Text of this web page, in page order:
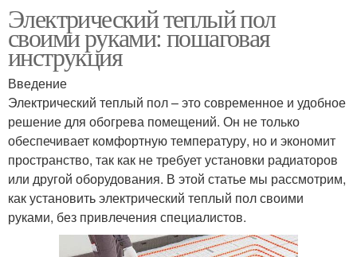
Электрический теплый пол
своими руками: пошаговая
инструкция
Введение
Электрический теплый пол – это современное и удобное
решение для обогрева помещений. Он не только
обеспечивает комфортную температуру, но и экономит
пространство, так как не требует установки радиаторов
или другой оборудования. В этой статье мы рассмотрим,
как установить электрический теплый пол своими
руками, без привлечения специалистов.